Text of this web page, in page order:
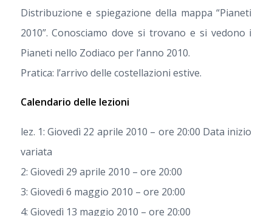
Distribuzione e spiegazione della mappa “Pianeti
2010”. Conosciamo dove si trovano e si vedono i
Pianeti nello Zodiaco per l’anno 2010.
Pratica: l’arrivo delle costellazioni estive.
Calendario delle lezioni
lez. 1: Giovedì 22 aprile 2010 – ore 20:00 Data inizio
variata
2: Giovedì 29 aprile 2010 – ore 20:00
3: Giovedì 6 maggio 2010 – ore 20:00
4: Giovedì 13 maggio 2010 – ore 20:00